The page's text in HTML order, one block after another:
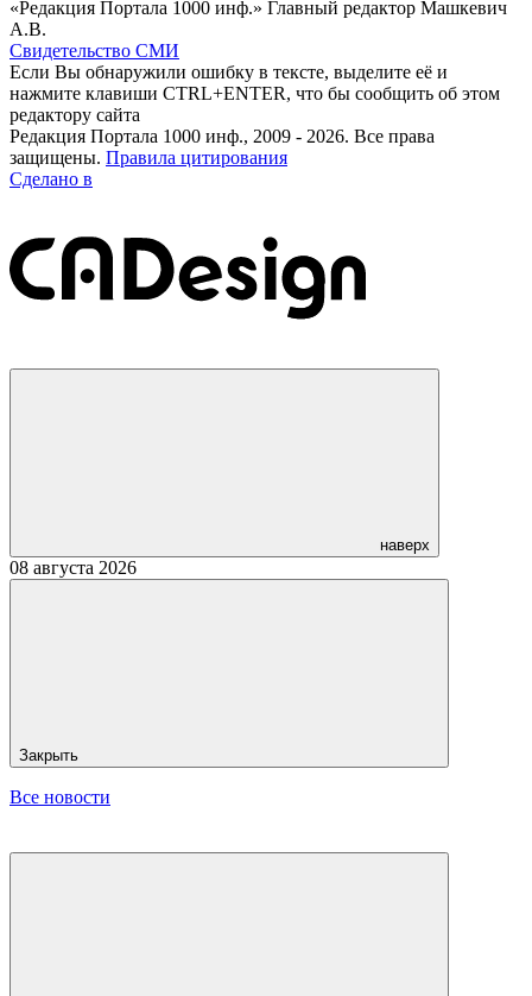
«Редакция Портала 1000 инф.» Главный редактор Машкевич
А.В.
Свидетельство СМИ
Если Вы обнаружили ошибку в тексте, выделите её и
нажмите клавиши CTRL+ENTER, что бы сообщить об этом
редактору сайта
Редакция Портала 1000 инф., 2009 - 2026. Все права
защищены. Правила цитирования
Сделано в
наверх
08 августа 2026
Закрыть
Все новости